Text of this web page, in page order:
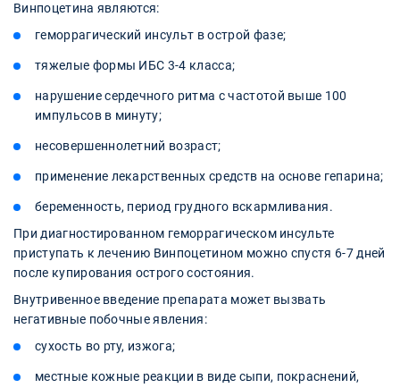
Винпоцетина являются:
геморрагический инсульт в острой фазе;
тяжелые формы ИБС 3-4 класса;
нарушение сердечного ритма с частотой выше 100
импульсов в минуту;
несовершеннолетний возраст;
применение лекарственных средств на основе гепарина;
беременность, период грудного вскармливания.
При диагностированном геморрагическом инсульте
приступать к лечению Винпоцетином можно спустя 6-7 дней
после купирования острого состояния.
Внутривенное введение препарата может вызвать
негативные побочные явления:
сухость во рту, изжога;
местные кожные реакции в виде сыпи, покраснений,